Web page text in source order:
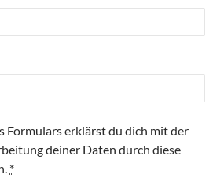
Formulars erklärst du dich mit der
deiner Daten durch diese
*